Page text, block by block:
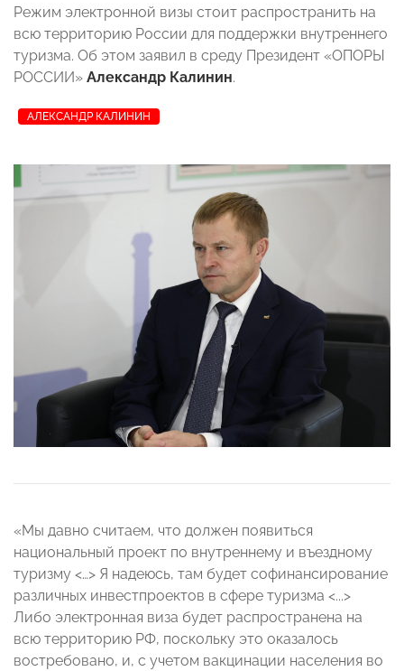
Режим электронной визы стоит распространить на
всю территорию России для поддержки внутреннего
туризма. Об этом заявил в среду Президент «ОПОРЫ
РОССИИ» Александр Калинин.
АЛЕКСАНДР КАЛИНИН
«Мы давно считаем, что должен появиться
национальный проект по внутреннему и въездному
туризму <…> Я надеюсь, там будет софинансирование
различных инвестпроектов в сфере туризма <...>
Либо электронная виза будет распространена на
всю территорию РФ, поскольку это оказалось
востребовано, и, с учетом вакцинации населения во